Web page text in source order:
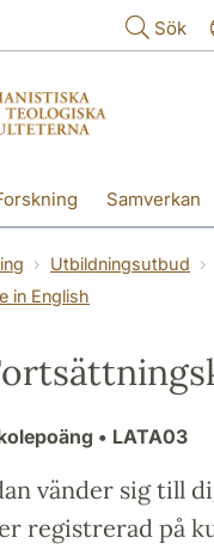
Sök
Samverkan
Utbildningsutbud
in English
• LATA03
vänder sig till
registrerad på